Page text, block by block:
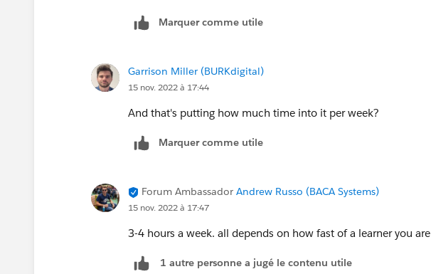
Marquer comme utile
Garrison Miller (BURKdigital)
15 nov. 2022 à 17:44
And that's putting how much time into it per week?
Marquer comme utile
Forum Ambassador Andrew Russo (BACA Systems)
15 nov. 2022 à 17:47
3-4 hours a week. all depends on how fast of a learner you are
1 autre personne a jugé le contenu utile